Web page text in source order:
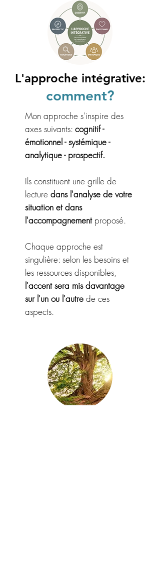
L'approche intégrative:
comment?
Mon approche s'inspire des
axes suivants: cognitif -
émotionnel - systémique -
analytique - prospectif.
Ils constituent une grille de
lecture dans l'analyse de votre
situation et dans
l'accompagnementproposé.
Chaque approche est
singulière: selon les besoins et
les ressources disponibles,
l'accent sera mis davantage
sur l'un ou l'autre de ces
aspects.